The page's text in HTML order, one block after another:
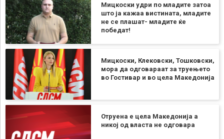
Мицкоски удри по младите затоа
што ја кажаа вистината, младите
не се плашат- младите ќе
победат!
Мицкоски, Клековски, Тошковски,
мора да одговараат за труењето
во Гостивар и во цела Македонија
Отруена е цела Македонија а
никој од власта не одговара